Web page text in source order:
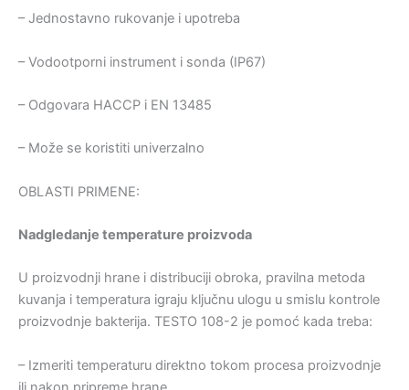
– Jednostavno rukovanje i upotreba
– Vodootporni instrument i sonda (IP67)
– Odgovara HACCP i EN 13485
– Može se koristiti univerzalno
OBLASTI PRIMENE:
Nadgledanje temperature proizvoda
U proizvodnji hrane i distribuciji obroka, pravilna metoda
kuvanja i temperatura igraju ključnu ulogu u smislu kontrole
proizvodnje bakterija. TESTO 108-2 je pomoć kada treba:
– Izmeriti temperaturu direktno tokom procesa proizvodnje